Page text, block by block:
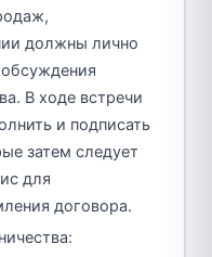
должны лично
В ходе встречи
и подписать
затем следует
для
договора.